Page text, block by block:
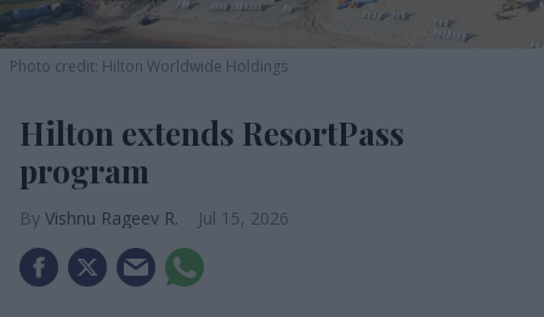
Photo credit: Hilton Worldwide Holdings
Hilton extends ResortPass
program
Vishnu Rageev R. Jul 15, 2026